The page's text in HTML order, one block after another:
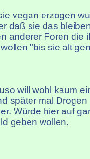
vegan erzogen
daß sie das
anderer Foren die
"bis sie alt
will wohl kaum
später mal
Würde hier auf
geben wollen.